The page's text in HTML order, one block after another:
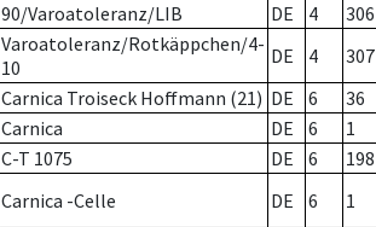
90/Varoatoleranz/LIB DE 4 306
Varoatoleranz/Rotkäppchen/4-
10
DE 4 307
Carnica Troiseck Hoffmann (21) DE 6 36
Carnica DE 6 1
C-T 1075 DE 6 198
Carnica -Celle DE 6 1